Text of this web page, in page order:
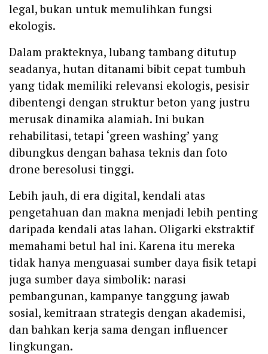
legal, bukan untuk memulihkan fungsi
ekologis.
Dalam prakteknya, lubang tambang ditutup
seadanya, hutan ditanami bibit cepat tumbuh
yang tidak memiliki relevansi ekologis, pesisir
dibentengi dengan struktur beton yang justru
merusak dinamika alamiah. Ini bukan
rehabilitasi, tetapi ‘green washing’ yang
dibungkus dengan bahasa teknis dan foto
drone beresolusi tinggi.
Lebih jauh, di era digital, kendali atas
pengetahuan dan makna menjadi lebih penting
daripada kendali atas lahan. Oligarki ekstraktif
memahami betul hal ini. Karena itu mereka
tidak hanya menguasai sumber daya fisik tetapi
juga sumber daya simbolik: narasi
pembangunan, kampanye tanggung jawab
sosial, kemitraan strategis dengan akademisi,
dan bahkan kerja sama dengan influencer
lingkungan.